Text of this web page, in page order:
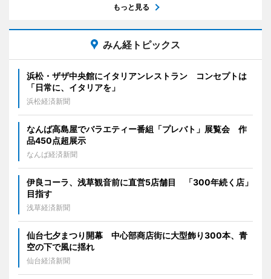
もっと見る
みん経トピックス
浜松・ザザ中央館にイタリアンレストラン コンセプトは
「日常に、イタリアを」
浜松経済新聞
なんば高島屋でバラエティー番組「プレバト」展覧会 作
品450点超展示
なんば経済新聞
伊良コーラ、浅草観音前に直営5店舗目 「300年続く店」
目指す
浅草経済新聞
仙台七夕まつり開幕 中心部商店街に大型飾り300本、青
空の下で風に揺れ
仙台経済新聞